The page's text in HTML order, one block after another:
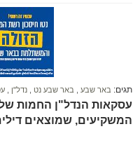
תגים: באר שבע באר שבע נט נדל"ן
עסקאות הנדל"ן החמות
המשקיעים, שמוצאים